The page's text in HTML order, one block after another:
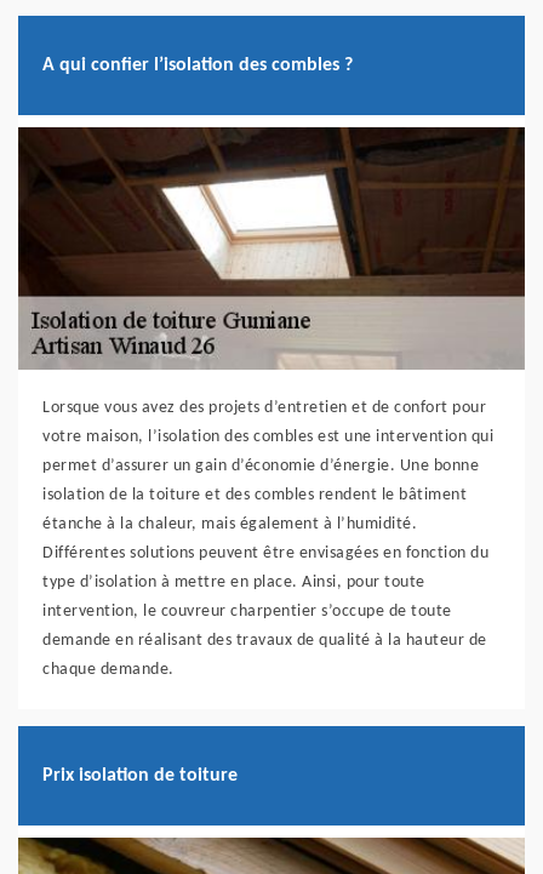
A qui confier l’isolation des combles ?
Lorsque vous avez des projets d’entretien et de confort pour
votre maison, l’isolation des combles est une intervention qui
permet d’assurer un gain d’économie d’énergie. Une bonne
isolation de la toiture et des combles rendent le bâtiment
étanche à la chaleur, mais également à l’humidité.
Différentes solutions peuvent être envisagées en fonction du
type d’isolation à mettre en place. Ainsi, pour toute
intervention, le couvreur charpentier s’occupe de toute
demande en réalisant des travaux de qualité à la hauteur de
chaque demande.
Prix isolation de toiture